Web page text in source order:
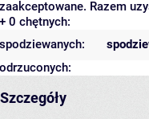
zaakceptowane. Razem
+ 0 chętnych:
spodziewanych:
odrzuconych:
Szczegóły